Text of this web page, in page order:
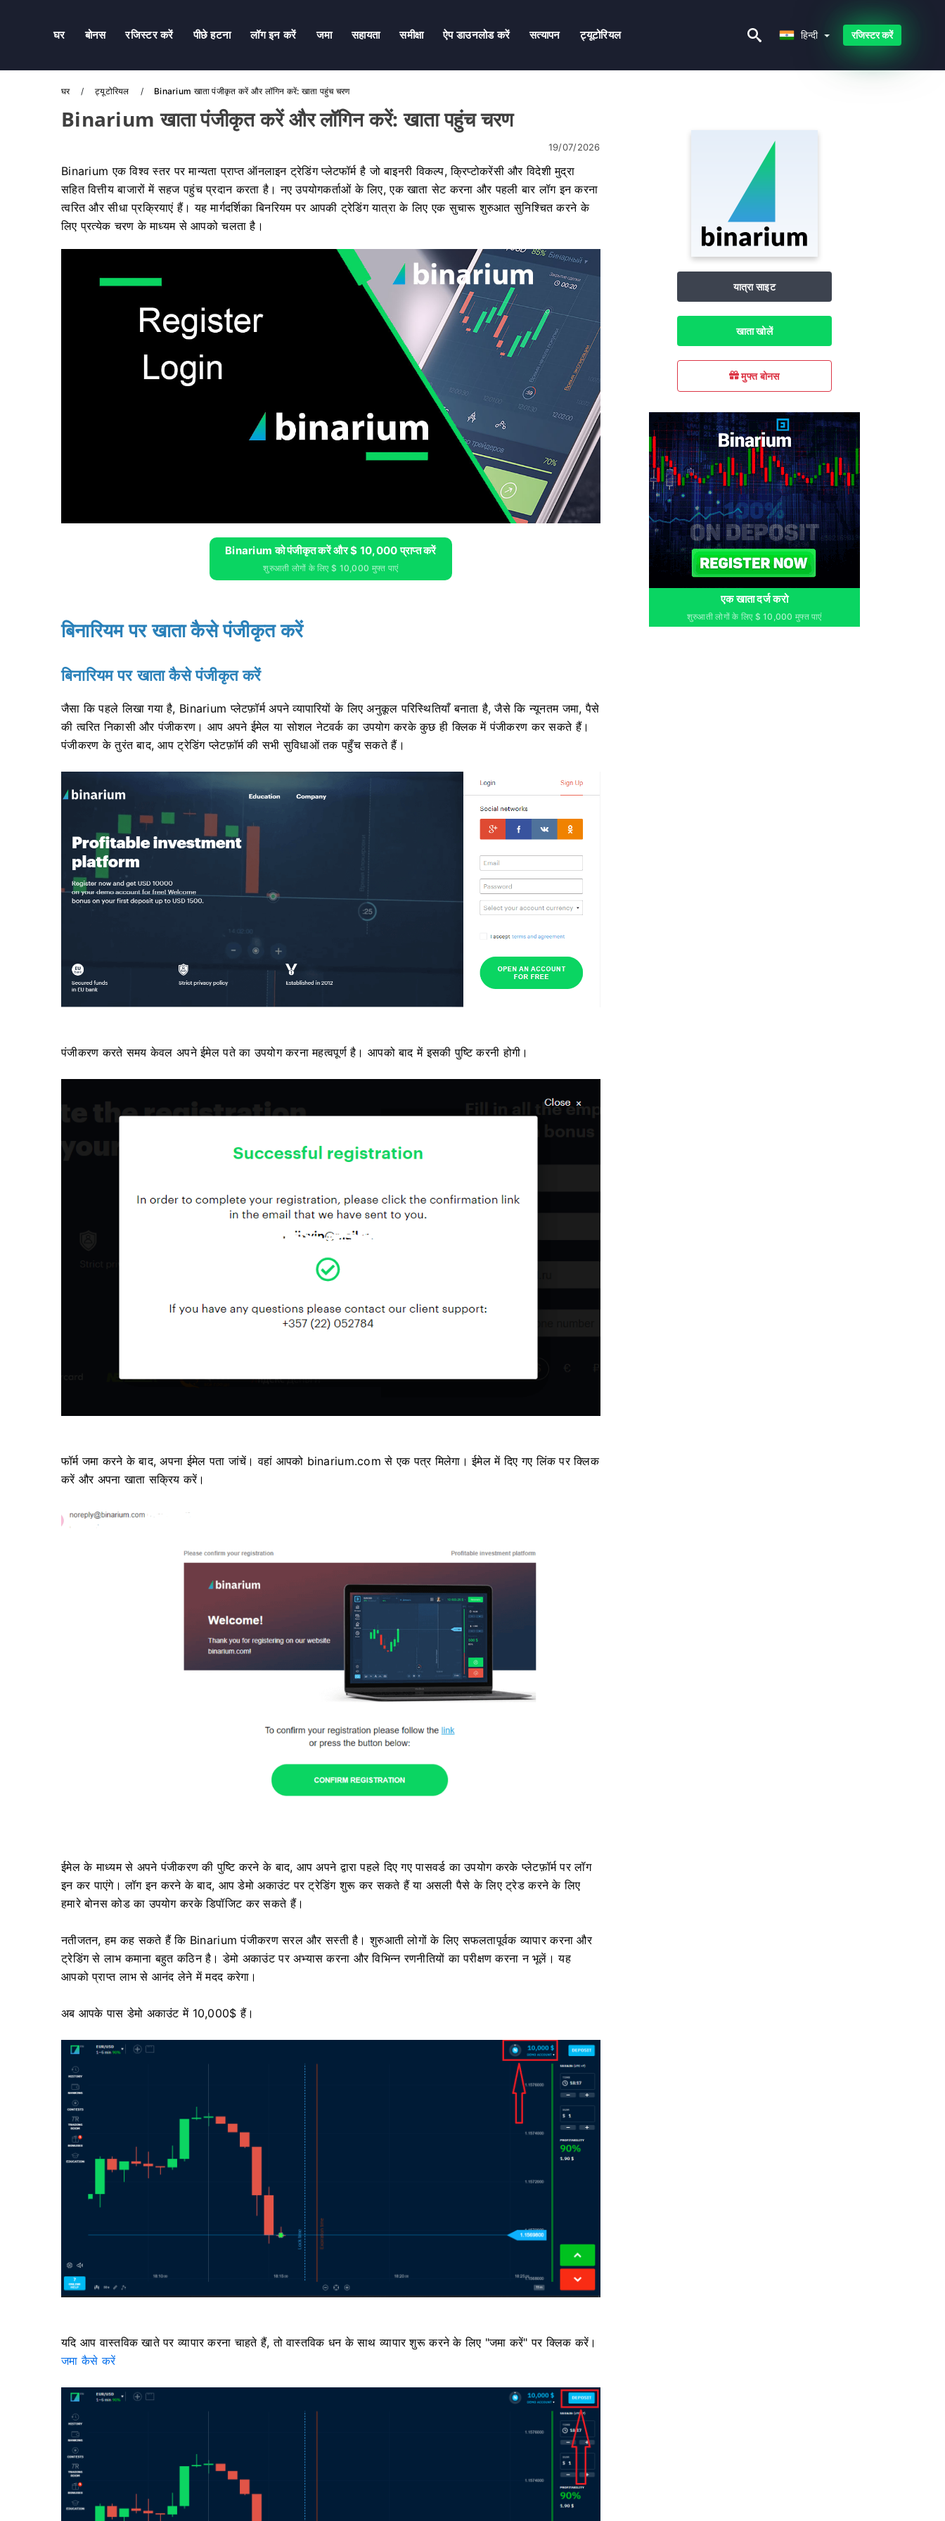
घर बोनस रजिस्टर करें पीछे हटना लॉग इन करें जमा सहायता समीक्षा ऐप डाउनलोड करें सत्यापन ट्यूटोरियल हिन्दी रजिस्टर करें
घर ट्यूटोरियल Binarium खाता पंजीकृत करें और लॉगिन करें: खाता पहुंच चरण
Binarium खाता पंजीकृत करें और लॉगिन करें: खाता पहुंच चरण
19/07/2026
Binarium एक विश्व स्तर पर मान्यता प्राप्त ऑनलाइन ट्रेडिंग प्लेटफॉर्म है जो बाइनरी विकल्प, क्रिप्टोकरेंसी और विदेशी मुद्रा
सहित वित्तीय बाजारों में सहज पहुंच प्रदान करता है। नए उपयोगकर्ताओं के लिए, एक खाता सेट करना और पहली बार लॉग इन करना
त्वरित और सीधा प्रक्रियाएं हैं। यह मार्गदर्शिका बिनरियम पर आपकी ट्रेडिंग यात्रा के लिए एक सुचारू शुरुआत सुनिश्चित करने के
लिए प्रत्येक चरण के माध्यम से आपको चलता है।
Binarium को पंजीकृत करें और $ 10,000 प्राप्त करें
शुरुआती लोगों के लिए $ 10,000 मुफ्त पाएं
बिनारियम पर खाता कैसे पंजीकृत करें
बिनारियम पर खाता कैसे पंजीकृत करें
जैसा कि पहले लिखा गया है, Binarium प्लेटफ़ॉर्म अपने व्यापारियों के लिए अनुकूल परिस्थितियाँ बनाता है, जैसे कि न्यूनतम जमा, पैसे
की त्वरित निकासी और पंजीकरण। आप अपने ईमेल या सोशल नेटवर्क का उपयोग करके कुछ ही क्लिक में पंजीकरण कर सकते हैं।
पंजीकरण के तुरंत बाद, आप ट्रेडिंग प्लेटफ़ॉर्म की सभी सुविधाओं तक पहुँच सकते हैं।
पंजीकरण करते समय केवल अपने ईमेल पते का उपयोग करना महत्वपूर्ण है। आपको बाद में इसकी पुष्टि करनी होगी।
फॉर्म जमा करने के बाद, अपना ईमेल पता जांचें। वहां आपको binarium.com से एक पत्र मिलेगा। ईमेल में दिए गए लिंक पर क्लिक
करें और अपना खाता सक्रिय करें।
ईमेल के माध्यम से अपने पंजीकरण की पुष्टि करने के बाद, आप अपने द्वारा पहले दिए गए पासवर्ड का उपयोग करके प्लेटफ़ॉर्म पर लॉग
इन कर पाएंगे। लॉग इन करने के बाद, आप डेमो अकाउंट पर ट्रेडिंग शुरू कर सकते हैं या असली पैसे के लिए ट्रेड करने के लिए
हमारे बोनस कोड का उपयोग करके डिपॉजिट कर सकते हैं।
नतीजतन, हम कह सकते हैं कि Binarium पंजीकरण सरल और सस्ती है। शुरुआती लोगों के लिए सफलतापूर्वक व्यापार करना और
ट्रेडिंग से लाभ कमाना बहुत कठिन है। डेमो अकाउंट पर अभ्यास करना और विभिन्न रणनीतियों का परीक्षण करना न भूलें। यह
आपको प्राप्त लाभ से आनंद लेने में मदद करेगा।
अब आपके पास डेमो अकाउंट में 10,000$ हैं।
यदि आप वास्तविक खाते पर व्यापार करना चाहते हैं, तो वास्तविक धन के साथ व्यापार शुरू करने के लिए "जमा करें" पर क्लिक करें।
जमा कैसे करें
यात्रा साइट
खाता खोलें
मुफ्त बोनस
एक खाता दर्ज करो
शुरुआती लोगों के लिए $ 10,000 मुफ्त पाएं